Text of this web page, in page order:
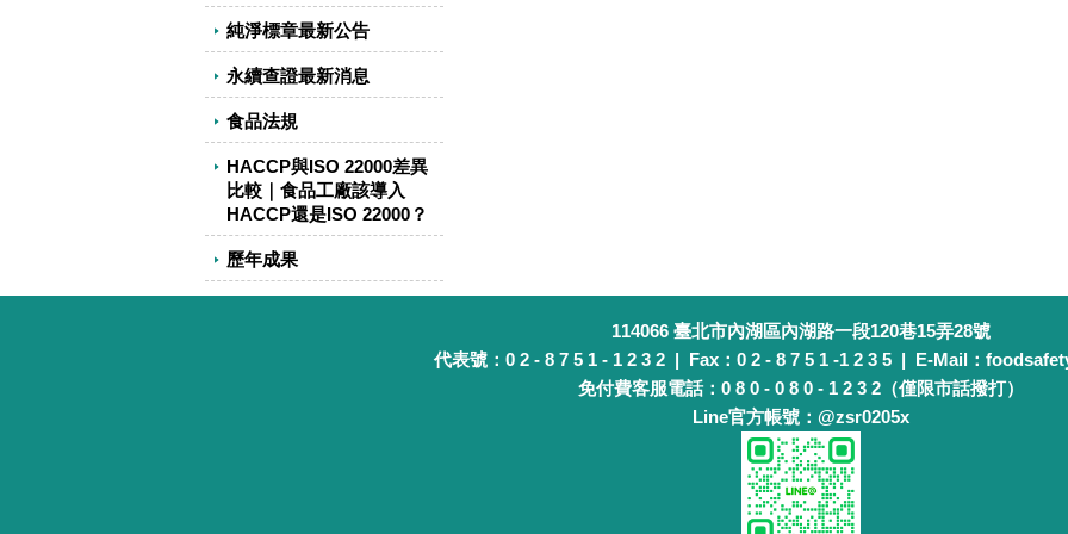
純淨標章最新公告
永續查證最新消息
食品法規
HACCP與ISO 22000差異
比較｜食品工廠該導入
HACCP還是ISO 22000？
歷年成果
114066 臺北市內湖區內湖路一段120巷15弄28號
代表號：0 2 - 8 7 5 1 - 1 2 3 2 | Fax：0 2 - 8 7 5 1 -1 2 3 5 | E-Mail：
免付費客服電話：0 8 0 - 0 8 0 - 1 2 3 2（僅限市話撥打）
Line官方帳號：@zsr0205x